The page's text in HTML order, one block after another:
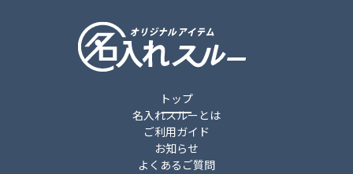
トップ
名入れスルーとは
ご利用ガイド
お知らせ
よくあるご質問